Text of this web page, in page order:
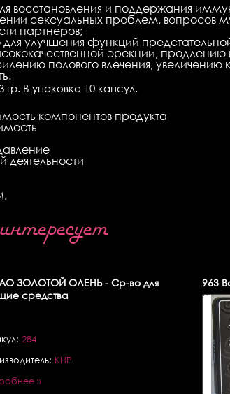
восстановления и поддержания
сексуальных проблем, вопросов
партнеров;
улучшения функций
эрекции, продлению
полового влечения, увеличению
гр. В упаковке 10 капсул.
компонентов продукта
ЗОЛОТОЙ ОЛЕНЬ - Ср-во для
средства
284
КНР
»
963